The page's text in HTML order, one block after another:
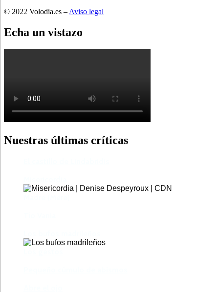
© 2022 Volodia.es – Aviso legal
Echa un vistazo
Nuestras últimas críticas